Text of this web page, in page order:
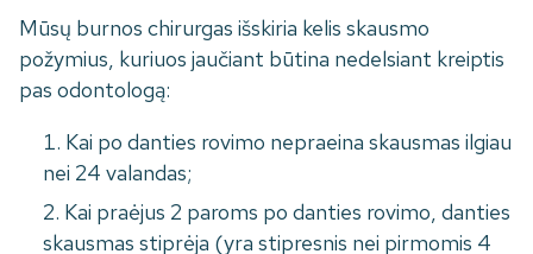
Mūsų burnos chirurgas išskiria kelis skausmo
požymius, kuriuos jaučiant būtina nedelsiant kreiptis
pas odontologą:
Kai po danties rovimo nepraeina skausmas ilgiau
nei 24 valandas;
Kai praėjus 2 paroms po danties rovimo, danties
skausmas stiprėja (yra stipresnis nei pirmomis 4